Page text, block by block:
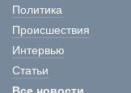
Политика
Происшествия
Интервью
Статьи
Все новости